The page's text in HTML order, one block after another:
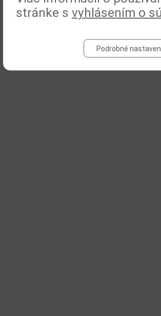
stránke s vyhlásením o
Podrobné